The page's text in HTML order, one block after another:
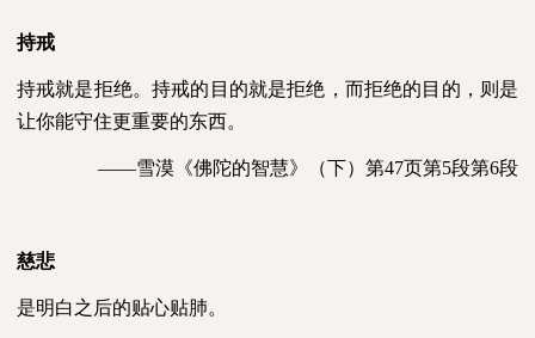
持戒
持戒就是拒绝。持戒的目的就是拒绝，而拒绝的目的，则是
让你能守住更重要的东西。
——雪漠《佛陀的智慧》（下）第47页第5段第6段
慈悲
是明白之后的贴心贴肺。